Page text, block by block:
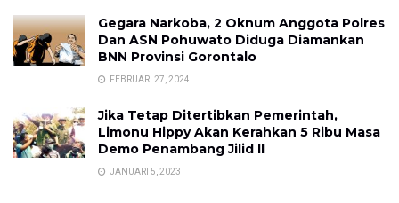
Gegara Narkoba, 2 Oknum Anggota Polres
Dan ASN Pohuwato Diduga Diamankan
BNN Provinsi Gorontalo
FEBRUARI 27, 2024
Jika Tetap Ditertibkan Pemerintah,
Limonu Hippy Akan Kerahkan 5 Ribu Masa
Demo Penambang Jilid ll
JANUARI 5, 2023